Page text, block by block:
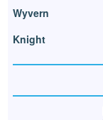
Wyvern
Knight